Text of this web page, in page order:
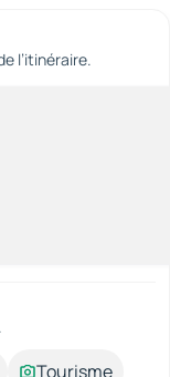
l’itinéraire.
Tourisme